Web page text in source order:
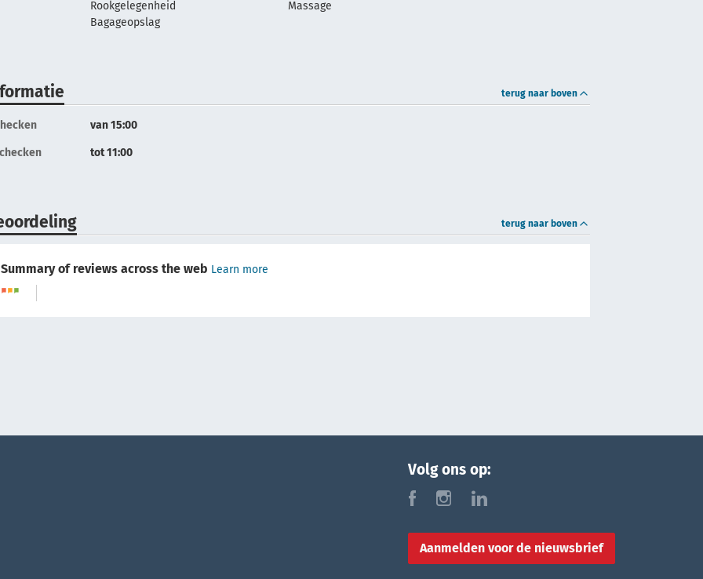
Rookgelegenheid
Massage
Bagageopslag
terug naar boven
van 15:00
tot 11:00
terug naar boven
Summary of reviews across the web Learn more
Volg ons op:
f i l
Aanmelden voor de nieuwsbrief